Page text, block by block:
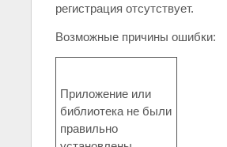
регистрация отсутствует.
Возможные причины ошибки:
Приложение или
библиотека не были
правильно